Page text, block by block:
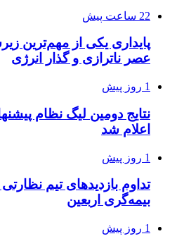
22 ساعت پیش
پایداری یکی از مهم‌ترین
عصر ناترازی و گذار انرژی
1 روز پیش
نتایج دومین لیگ نظام
اعلام شد
1 روز پیش
تداوم بازدیدهای تیم
بیمه‌گری اربعین
1 روز پیش